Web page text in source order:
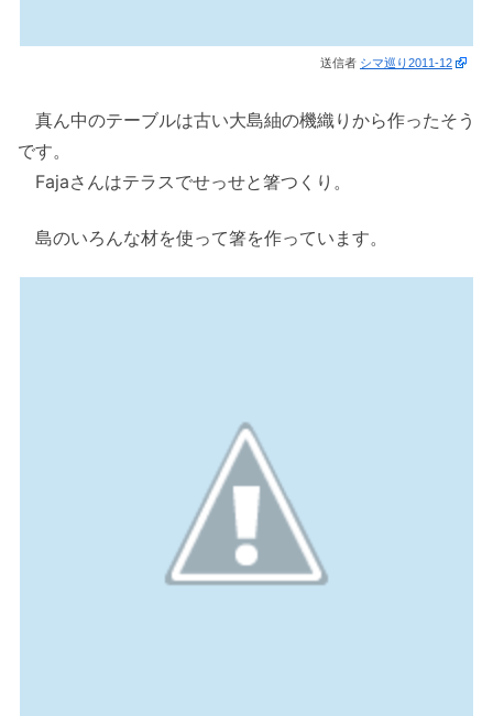
送信者 シマ巡り2011-12
真ん中のテーブルは古い大島紬の機織りから作ったそう
です。
Fajaさんはテラスでせっせと箸つくり。
島のいろんな材を使って箸を作っています。